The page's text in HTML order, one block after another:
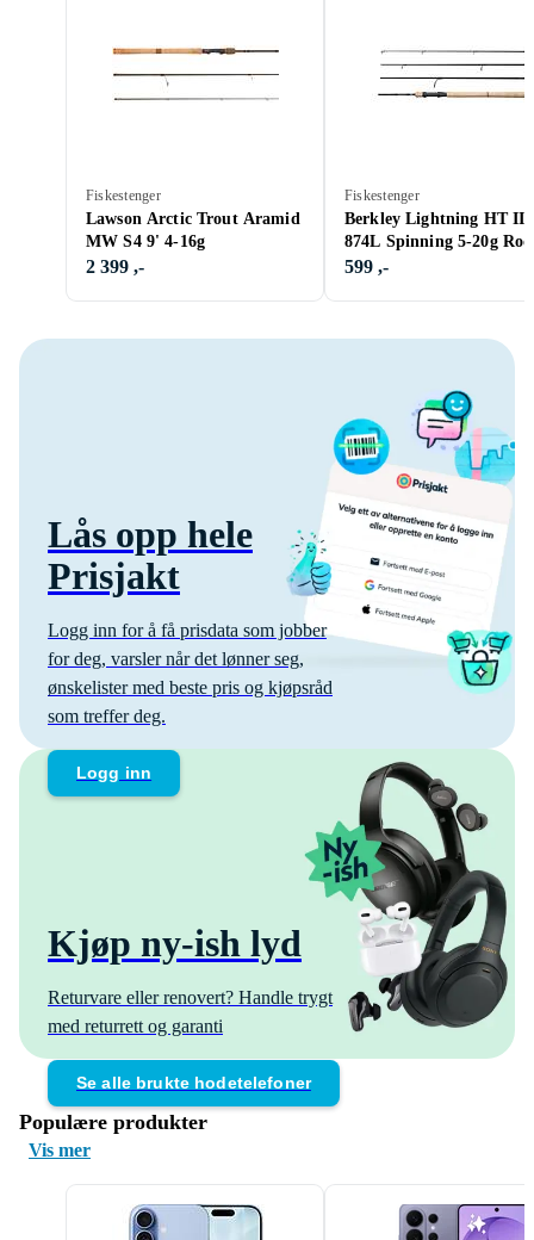
Fiskestenger
Lawson Arctic Trout Aramid
MW S4 9' 4-16g
2 399 ,-
Fiskestenger
Berkley Lightning HT II
874L Spinning 5-20g Rod
599 ,-
Lås opp hele
Prisjakt
Logg inn for å få prisdata som jobber
for deg, varsler når det lønner seg,
ønskelister med beste pris og kjøpsråd
som treffer deg.
Logg inn
Kjøp ny-ish lyd
Returvare eller renovert? Handle trygt
med returrett og garanti
Se alle brukte hodetelefoner
Populære produkter
Vis mer